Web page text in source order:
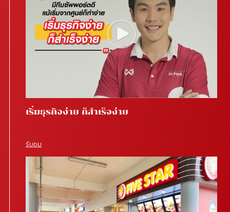
เริ่มธุรกิจง่าย ก็สำเร็จง่าย
รับชม